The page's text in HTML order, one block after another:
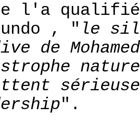
l'a
, " le
de
".